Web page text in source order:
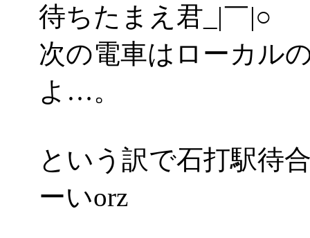
待ちたまえ君_|￣|○
次の電車はローカル
よ…。
という訳で石打駅待
ーいorz